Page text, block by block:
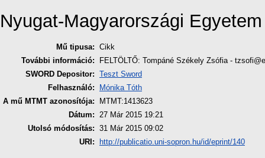
Nyugat-Magyarországi Egyetem
Mű tipusa: Cikk
További információ:
FELTÖLTŐ: Tompáné Székely Zsófia -
SWORD Depositor: Teszt Sword
Felhasználó:
Mónika Tóth
A mű MTMT azonosítója:
MTMT:1413623
Dátum: 27 Már 2015 19:21
Utolsó módosítás: 31 Már 2015 09:02
URI:
http://publicatio.uni-sopron.hu/id/eprint/140